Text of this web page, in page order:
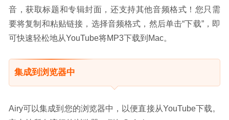
音，获取标题和专辑封面，还支持其他音频格式！您只需
要将复制和粘贴链接，选择音频格式，然后单击“下载”，即
可快速轻松地从YouTube将MP3下载到Mac。
集成到浏览器中
Airy可以集成到您的浏览器中，以便直接从YouTube下载。